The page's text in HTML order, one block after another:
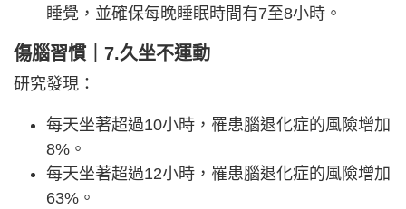
睡覺，並確保每晚睡眠時間有7至8小時。
傷腦習慣｜7.久坐不運動
研究發現：
每天坐著超過10小時，罹患腦退化症的風險增加
8%。
每天坐著超過12小時，罹患腦退化症的風險增加
63%。